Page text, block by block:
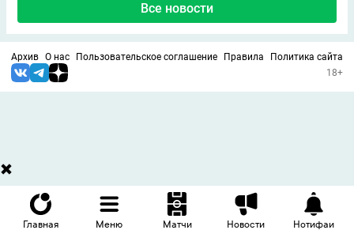
Главная Меню Матчи Новости Нотифаи
Все новости
Архив О нас Пользовательское соглашение Правила
Политика сайта
18+